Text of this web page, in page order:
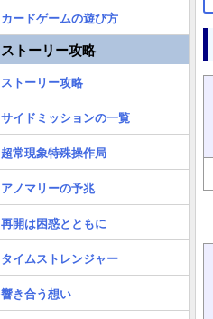
カードゲームの遊び方
ストーリー攻略
ストーリー攻略
サイドミッションの一覧
超常現象特殊操作局
アノマリーの予兆
再開は困惑とともに
タイムストレンジャー
響き合う想い